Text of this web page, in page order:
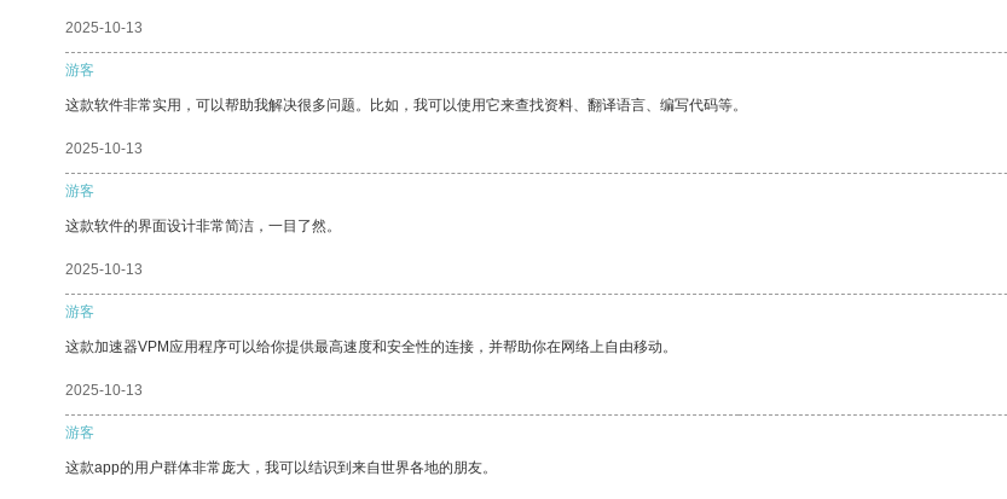
2025-10-13
游客
这款软件非常实用，可以帮助我解决很多问题。比如，我可以使用它来查找资料、翻译语言、编写代码等。
2025-10-13
游客
这款软件的界面设计非常简洁，一目了然。
2025-10-13
游客
这款加速器VPM应用程序可以给你提供最高速度和安全性的连接，并帮助你在网络上自由移动。
2025-10-13
游客
这款app的用户群体非常庞大，我可以结识到来自世界各地的朋友。